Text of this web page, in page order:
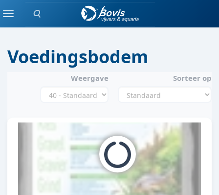
Zoeken
MenuAQUASCAPING
Voedingsbodem
Weergave Sorteer op